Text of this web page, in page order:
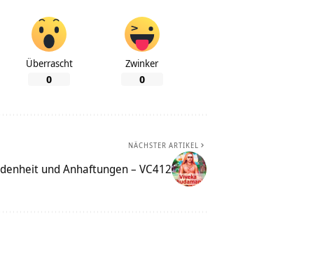
Überrascht
0
Zwinker
0
NÄCHSTER ARTIKEL
und Anhaftungen – VC412